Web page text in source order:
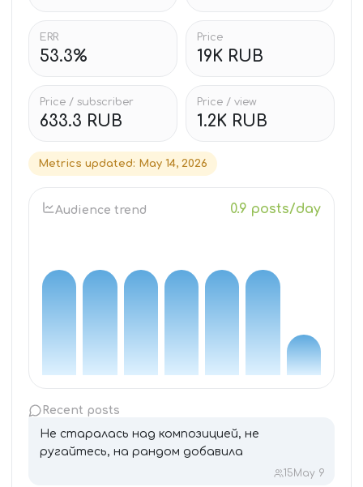
ERR
53.3%
Price
19K RUB
Price / subscriber
633.3 RUB
Price / view
1.2K RUB
Metrics updated: May 14, 2026
Audience trend 0.9 posts/day
Recent posts
Не старалась над композицией, не
ругайтесь, на рандом добавила
15 May 9